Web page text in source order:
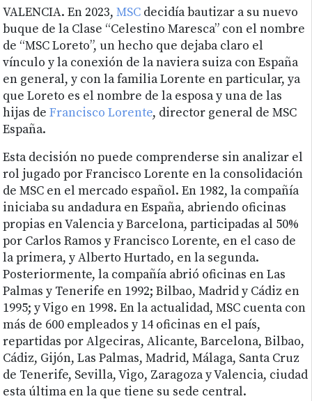
VALENCIA. En 2023,MSC decidía bautizar a su nuevo
buque de la Clase “Celestino Maresca” con el nombre
de “MSC Loreto”, un hecho que dejaba claro el
vínculo y la conexión de la naviera suiza con España
en general, y con la familia Lorente en particular, ya
que Loreto es el nombre de la esposa y una de las
hijas deFrancisco Lorente, director general de MSC
España.
Esta decisión no puede comprenderse sin analizar el
rol jugado por Francisco Lorente en la consolidación
de MSC en el mercado español. En 1982, la compañía
iniciaba su andadura en España, abriendo oficinas
propias en Valencia y Barcelona, participadas al 50%
por Carlos Ramos y Francisco Lorente, en el caso de
la primera, y Alberto Hurtado, en la segunda.
Posteriormente, la compañía abrió oficinas en Las
Palmas y Tenerife en 1992; Bilbao, Madrid y Cádiz en
1995; y Vigo en 1998. En la actualidad, MSC cuenta con
más de 600 empleados y 14 oficinas en el país,
repartidas por Algeciras, Alicante, Barcelona, Bilbao,
Cádiz, Gijón, Las Palmas, Madrid, Málaga, Santa Cruz
de Tenerife, Sevilla, Vigo, Zaragoza y Valencia, ciudad
esta última en la que tiene su sede central.